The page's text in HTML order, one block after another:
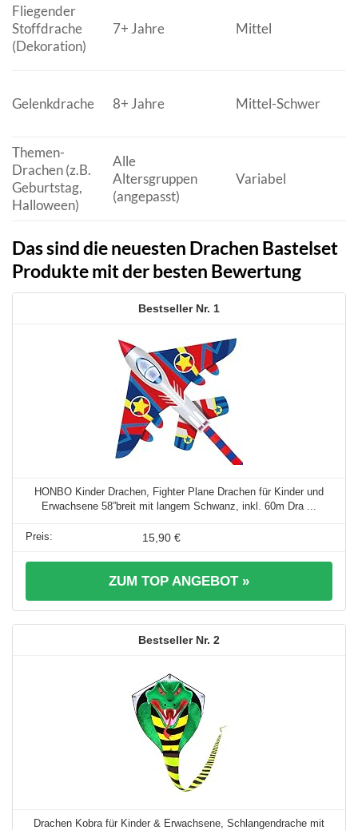
Fliegender
Stoffdrache
(Dekoration)
7+ Jahre Mittel
Gelenkdrache 8+ Jahre Mittel-Schwer
Themen-
Drachen (z.B.
Geburtstag,
Halloween)
Alle
Altersgruppen
(angepasst)
Variabel
Das sind die neuesten Drachen Bastelset
Produkte mit der besten Bewertung
1
HONBO Kinder Drachen, Fighter Plane Drachen für Kinder und
Erwachsene 58”breit mit langem Schwanz, inkl. 60m Dra ...
15,90 €
ZUM TOP ANGEBOT »
2
Drachen Kobra für Kinder & Erwachsene, Schlangendrache mit